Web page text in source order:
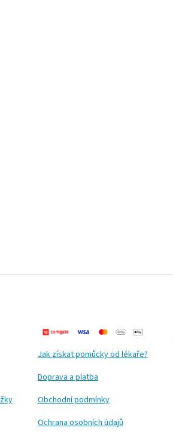
Jak získat pomůcky od lékaře?
Doprava a platba
Obchodní podmínky
Ochrana osobních údajů